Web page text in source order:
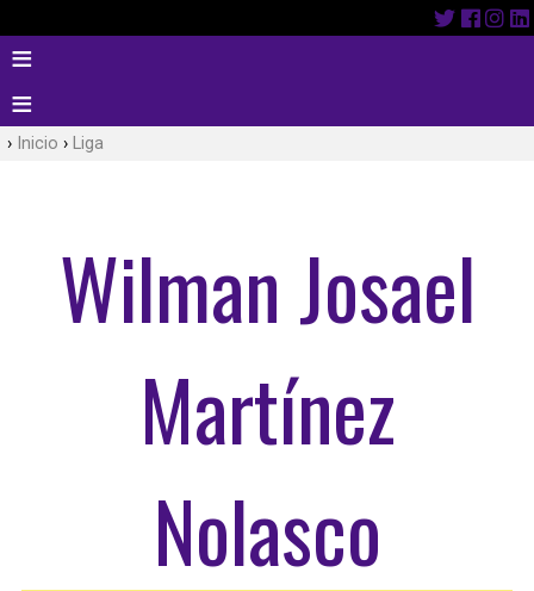
Inicio Liga
Wilman Josael
Martínez
Nolasco